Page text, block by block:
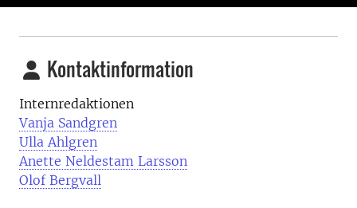
Kontaktinformation
Internredaktionen
Vanja Sandgren
Ulla Ahlgren
Anette Neldestam Larsson
Olof Bergvall